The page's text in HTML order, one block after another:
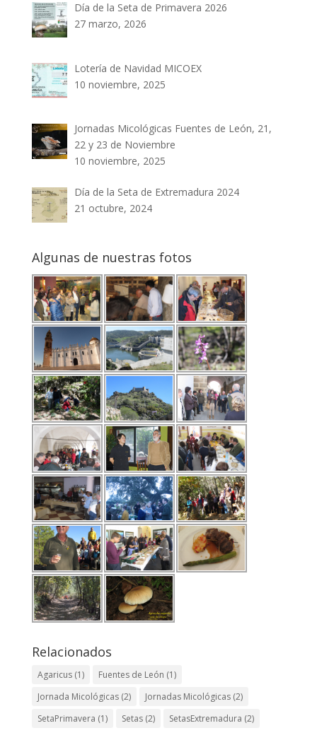
Día de la Seta de Primavera 2026
27 marzo, 2026
Lotería de Navidad MICOEX
10 noviembre, 2025
Jornadas Micológicas Fuentes de León, 21,
22 y 23 de Noviembre
10 noviembre, 2025
Día de la Seta de Extremadura 2024
21 octubre, 2024
Algunas de nuestras fotos
Relacionados
Agaricus(1) Fuentes de León (1)
Jornada Micológicas(2) Jornadas Micológicas(2)
SetaPrimavera (1) Setas(2) SetasExtremadura (2)